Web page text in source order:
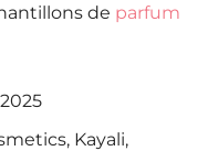
de parfum
Kayali,